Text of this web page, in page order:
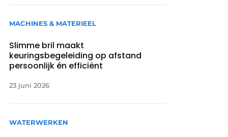
MACHINES & MATERIEEL
Slimme bril maakt
keuringsbegeleiding op afstand
persoonlijk én efficiënt
23 juni 2026
WATERWERKEN